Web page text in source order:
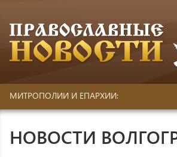
МИТРОПОЛИИ И ЕПАРХИИ:
НОВОСТИ